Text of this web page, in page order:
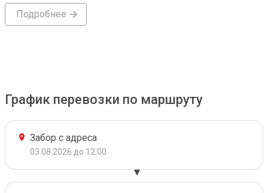
Подробнее
График перевозки по маршруту
Забор с адреса
03.08.2026 до 12:00